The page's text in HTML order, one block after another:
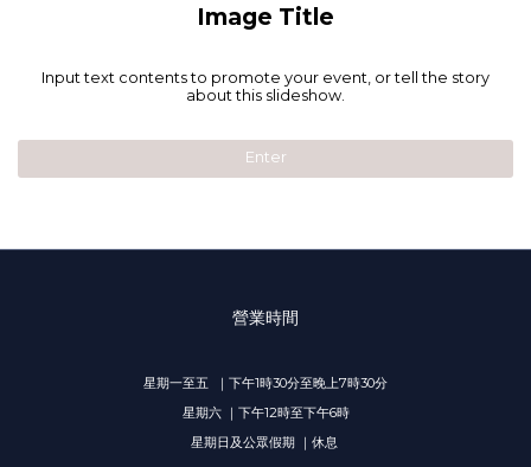
Image Title
Input text contents to promote your event, or tell the story
about this slideshow.
Enter
營業時間
星期一至五 ｜下午1時30分至晚上7時30分
星期六 ｜下午12時至下午6時
星期日及公眾假期 ｜休息